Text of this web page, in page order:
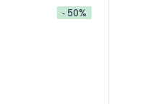
- 50%